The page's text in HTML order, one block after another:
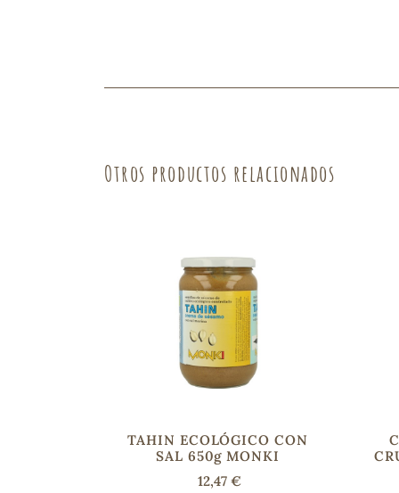
Otros productos relacionados
TAHIN ECOLÓGICO CON
SAL 650g MONKI
12,47 €